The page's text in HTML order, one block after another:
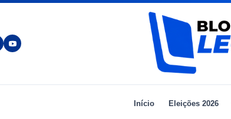
Início Eleições 2026